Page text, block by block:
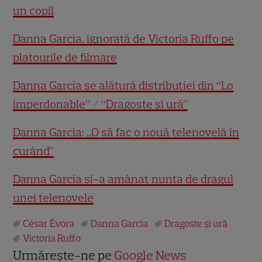
un copil
Danna Garcia, ignorată de Victoria Ruffo pe
platourile de filmare
Danna Garcia se alătură distribuţiei din “Lo
imperdonable” / “Dragoste şi ură”
Danna Garcia: „O să fac o nouă telenovelă în
curând”
Danna Garcia şi-a amânat nunta de dragul
unei telenovele
César Évora Danna Garcia
Dragoste şi ură
Victoria Ruffo
Urmărește-ne pe Google News